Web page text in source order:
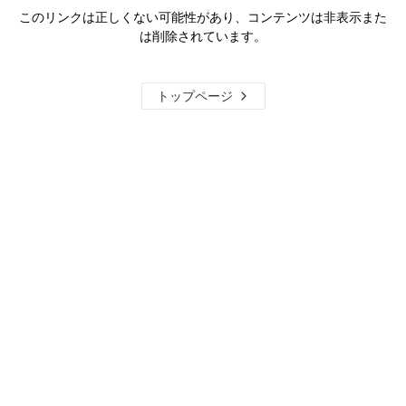
このリンクは正しくない可能性があり、コンテンツは非表示また
は削除されています。
トップページ